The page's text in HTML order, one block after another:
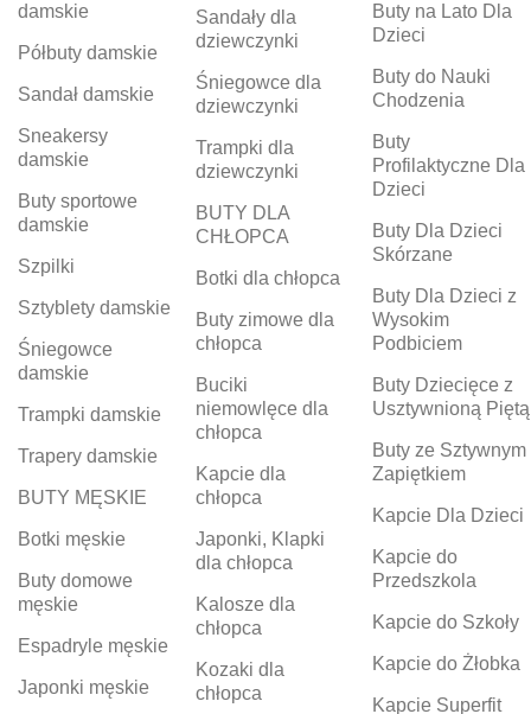
damskie
Półbuty damskie
Sandał damskie
Sneakersy
damskie
Buty sportowe
damskie
Szpilki
Sztyblety damskie
Śniegowce
damskie
Trampki damskie
Trapery damskie
BUTY MĘSKIE
Botki męskie
Buty domowe
męskie
Espadryle męskie
Japonki męskie
Sandały dla
dziewczynki
Śniegowce dla
dziewczynki
Trampki dla
dziewczynki
BUTY DLA
CHŁOPCA
Botki dla chłopca
Buty zimowe dla
chłopca
Buciki
niemowlęce dla
chłopca
Kapcie dla
chłopca
Japonki, Klapki
dla chłopca
Kalosze dla
chłopca
Kozaki dla
chłopca
Buty na Lato Dla
Dzieci
Buty do Nauki
Chodzenia
Buty
Profilaktyczne Dla
Dzieci
Buty Dla Dzieci
Skórzane
Buty Dla Dzieci z
Wysokim
Podbiciem
Buty Dziecięce z
Usztywnioną Piętą
Buty ze Sztywnym
Zapiętkiem
Kapcie Dla Dzieci
Kapcie do
Przedszkola
Kapcie do Szkoły
Kapcie do Żłobka
Kapcie Superfit